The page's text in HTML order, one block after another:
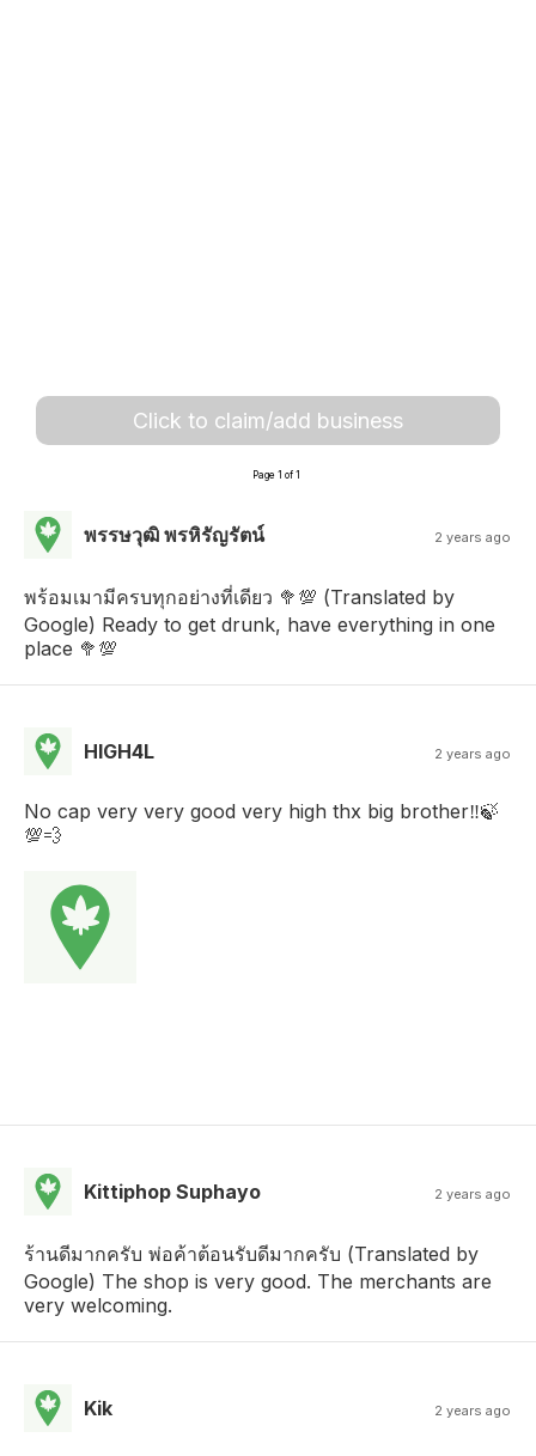
Click to claim/add business
Page 1 of 1
พรรษวุฒิ พรหิรัญรัตน์ 2 years ago
พร้อมเมามีครบทุกอย่างที่เดียว 🥦💯 (Translated by
Google) Ready to get drunk, have everything in one
place 🥦💯
HIGH4L 2 years ago
No cap very very good very high thx big brother‼️🍃
💯💨
Kittiphop Suphayo 2 years ago
ร้านดีมากครับ พ่อค้าต้อนรับดีมากครับ (Translated by
Google) The shop is very good. The merchants are
very welcoming.
Kik 2 years ago